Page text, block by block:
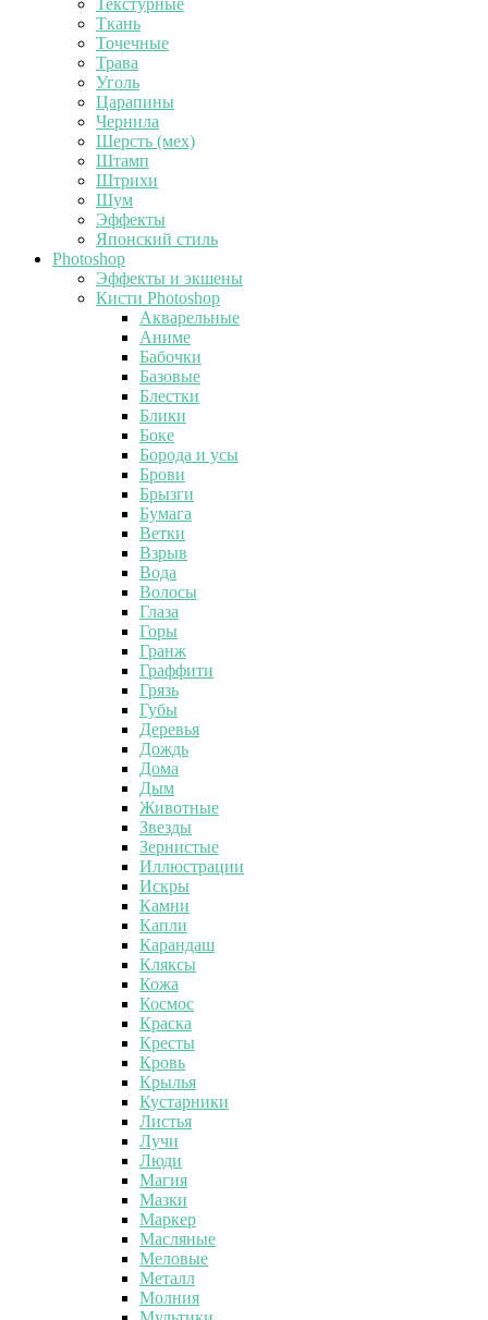
Текстурные
Ткань
Точечные
Трава
Уголь
Царапины
Чернила
Шерсть (мех)
Штамп
Штрихи
Шум
Эффекты
Японский стиль
Photoshop
Эффекты и экшены
Кисти Photoshop
Акварельные
Аниме
Бабочки
Базовые
Блестки
Блики
Боке
Борода и усы
Брови
Брызги
Бумага
Ветки
Взрыв
Вода
Волосы
Глаза
Горы
Гранж
Граффити
Грязь
Губы
Деревья
Дождь
Дома
Дым
Животные
Звезды
Зернистые
Иллюстрации
Искры
Камни
Капли
Карандаш
Кляксы
Кожа
Космос
Краска
Кресты
Кровь
Крылья
Кустарники
Листья
Лучи
Люди
Магия
Мазки
Маркер
Масляные
Меловые
Металл
Молния